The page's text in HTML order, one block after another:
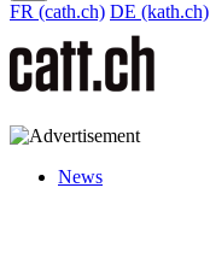
FR (cath.ch) DE (kath.ch)
News